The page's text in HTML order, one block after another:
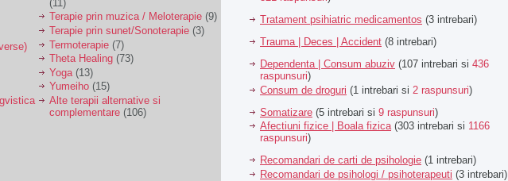
(11)
Terapie prin muzica / Meloterapie (9)
Terapie prin sunet/Sonoterapie (3)
Termoterapie (7)
Theta Healing (73)
Yoga (13)
Yumeiho (15)
Alte terapii alternative si
complementare (106)
Tratament psihiatric medicamentos (3 intrebari)
Trauma | Deces | Accident (8 intrebari)
Dependenta | Consum abuziv (107 intrebari si 436
raspunsuri)
Consum de droguri (1 intrebari si 2 raspunsuri)
Somatizare (5 intrebari si 9 raspunsuri)
Afectiuni fizice | Boala fizica(303 intrebari si 1166
raspunsuri)
Recomandari de carti de psihologie (1 intrebari)
Recomandari de psihologi / psihoterapeuti (3 intrebari)